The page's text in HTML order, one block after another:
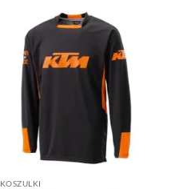
KOSZULKI